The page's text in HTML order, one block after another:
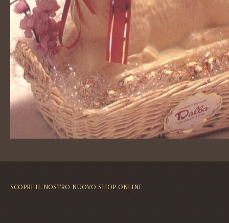
SCOPRI IL NOSTRO NUOVO SHOP ONLINE